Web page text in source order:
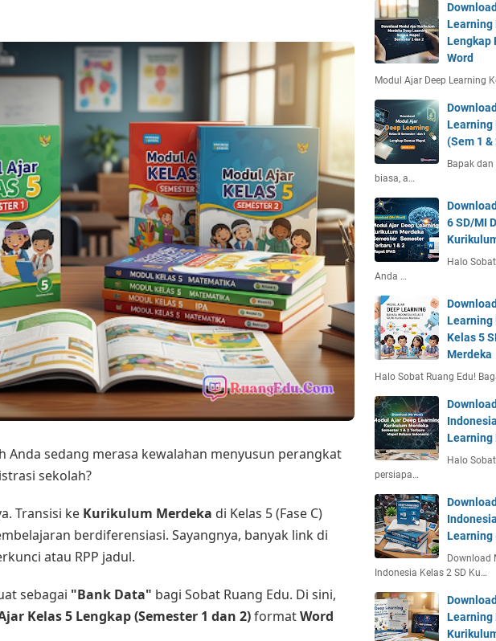
Anda sedang merasa kewalahan menyusun perangkat
sekolah?
Transisi ke Kurikulum Merdeka di Kelas 5 (Fase C)
berdiferensiasi. Sayangnya, banyak link di
atau RPP jadul.
sebagai "Bank Data" bagi Sobat Ruang Edu. Di sini,
Kelas 5 Lengkap (Semester 1 dan 2)formatWord
Learning
Lengkap
Word
Modul Ajar Deep Learning
Learning
(Sem 1 &
Bapak
biasa, a…
6 SD/MI
Halo
Anda …
Learning
Kelas 5
Merdeka
Halo Sobat Ruang Edu!
Learning
Halo
persiapa…
Learning
Download
Indonesia Kelas 2 SD Ku…
Learning